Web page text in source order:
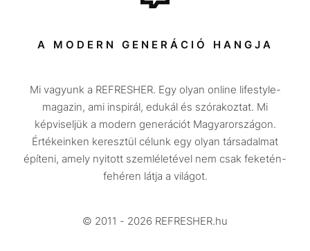
Sport
Társadalom
Utazás
Életmód
Design
Beszélgetések
Videó
A MODERN GENERÁCIÓ HANGJA
Mi vagyunk a REFRESHER. Egy olyan online lifestyle-
magazin, ami inspirál, edukál és szórakoztat. Mi
képviseljük a modern generációt Magyarországon.
Értékeinken keresztül célunk egy olyan társadalmat
építeni, amely nyitott szemléletével nem csak feketén-
fehéren látja a világot.
© 2011 - 2026 REFRESHER.hu